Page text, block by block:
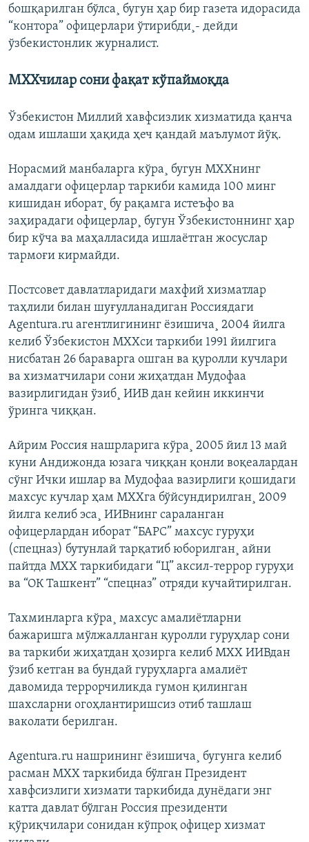
бошқарилган бўлса¸ бугун ҳар бир газета идорасида
“контора” офицерлари ўтирибди¸- дейди
ўзбекистонлик журналист.
МХХчилар сони фақат кўпаймоқда
Ўзбекистон Миллий хавфсизлик хизматида қанча
одам ишлаши ҳақида ҳеч қандай маълумот йўқ.
Норасмий манбаларга кўра¸ бугун МХХнинг
амалдаги офицерлар таркиби камида 100 минг
кишидан иборат¸ бу рақамга истеъфо ва
заҳирадаги офицерлар¸ бугун Ўзбекистоннинг ҳар
бир кўча ва маҳалласида ишлаëтган жосуслар
тармоғи кирмайди.
Постсовет давлатларидаги махфий хизматлар
таҳлили билан шуғулланадиган Россиядаги
Agentura.ru агентлигининг ëзишича¸ 2004 йилга
келиб Ўзбекистон МХХси таркиби 1991 йилгига
нисбатан 26 бараварга ошган ва қуролли кучлари
ва хизматчилари сони жиҳатдан Мудофаа
вазирлигидан ўзиб¸ ИИВ дан кейин иккинчи
ўринга чиққан.
Айрим Россия нашрларига кўра¸ 2005 йил 13 май
куни Андижонда юзага чиққан қонли воқеалардан
сўнг Ички ишлар ва Мудофаа вазирлиги қошидаги
махсус кучлар ҳам МХХга бўйсундирилган¸ 2009
йилга келиб эса¸ ИИВнинг сараланган
офицерлардан иборат “БАРС” махсус гуруҳи
(спецназ) бутунлай тарқатиб юборилган¸ айни
пайтда МХХ таркибидаги “Ц” аксил-террор гуруҳи
ва “ОК Ташкент” “спецназ” отряди кучайтирилган.
Тахминларга кўра¸ махсус амалиëтларни
бажаришга мўлжалланган қуролли гуруҳлар сони
ва таркиби жиҳатдан ҳозирга келиб МХХ ИИВдан
ўзиб кетган ва бундай гуруҳларга амалиëт
давомида террорчиликда гумон қилинган
шахсларни огоҳлантиришсиз отиб ташлаш
ваколати берилган.
Agentura.ru нашрининг ëзишича¸ бугунга келиб
расман МХХ таркибида бўлган Президент
хавфсизлиги хизмати таркибида дунëдаги энг
катта давлат бўлган Россия президенти
қўриқчилари сонидан кўпроқ офицер хизмат